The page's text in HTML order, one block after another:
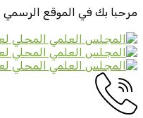
مرحبا بك في الموقع الرسمي